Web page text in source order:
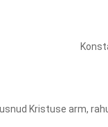
Kristuse arm,